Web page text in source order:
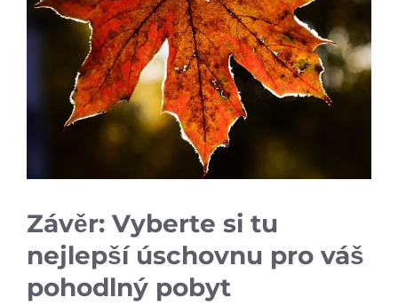
Závěr: Vyberte si tu
nejlepší úschovnu pro váš
pohodlný pobyt